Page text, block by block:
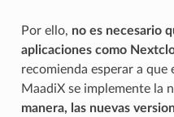
Por ello, no es necesario
aplicaciones como
recomienda esperar a que
MaadiX se implemente la
manera, las nuevas